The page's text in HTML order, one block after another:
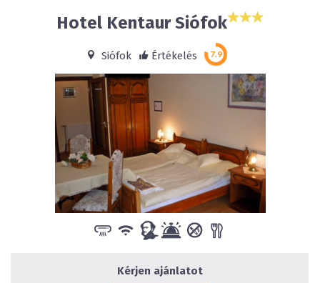
Hotel Kentaur Siófok
Siófok Értékelés
Kérjen ajánlatot